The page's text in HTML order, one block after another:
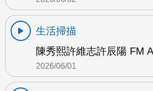
生活掃描
陳秀熙許維志許辰陽 FM
2026/06/01